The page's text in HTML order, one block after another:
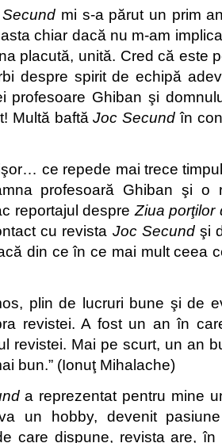
mi s-a părut un prim
chiar dacă nu m-am
placută, unită. Cred că este
despre spirit de echipă
profesoare Ghiban şi
Multă baftăJoc Secund în
ce repede mai trece
profesoară Ghiban şi o
reportajul despre Ziua
cu revista Joc Secundşi
din ce în ce mai mult ceea
plin de lucruri bune şi de
revistei. A fost un an în
revistei. Mai pe scurt, un an
bun.” (Ionuţ Mihalache)
a reprezentat pentru mine
un hobby, devenit
care dispune, revista are,